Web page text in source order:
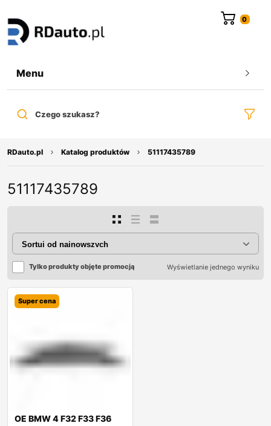
Menu
Czego szukasz?
RDauto.pl Katalog produktów 51117435789
51117435789
Tylko produkty objęte promocją Wyświetlanie jednego wyniku
Super cena
OE BMW 4 F32 F33 F36